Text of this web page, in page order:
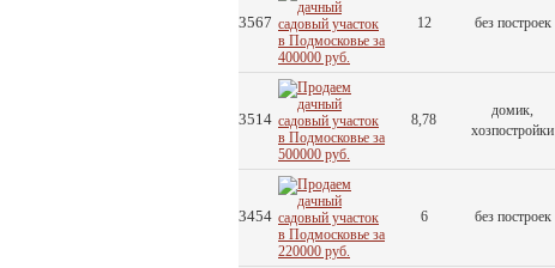
3567 12 без построек
3514 8,78
домик,
хозпостройки
3454 6 без построек